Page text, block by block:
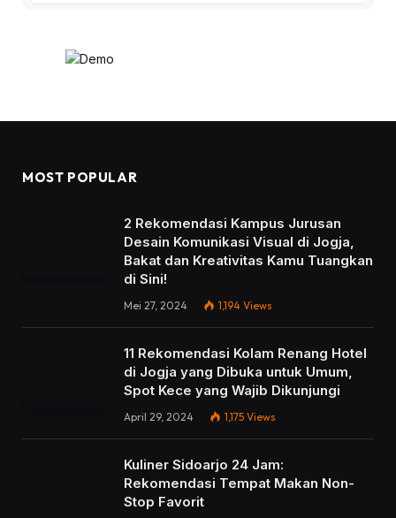
MOST POPULAR
2 Rekomendasi Kampus Jurusan
Desain Komunikasi Visual di Jogja,
Bakat dan Kreativitas Kamu Tuangkan
di Sini!
Mei 27, 2024 1,194 Views
11 Rekomendasi Kolam Renang Hotel
di Jogja yang Dibuka untuk Umum,
Spot Kece yang Wajib Dikunjungi
April 29, 2024 1,175 Views
Kuliner Sidoarjo 24 Jam:
Rekomendasi Tempat Makan Non-
Stop Favorit